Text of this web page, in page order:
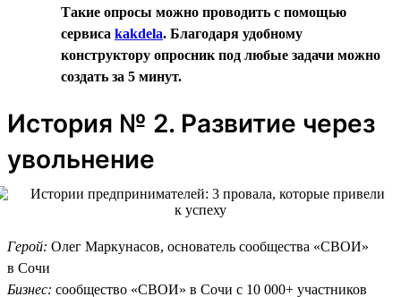
Такие опросы можно проводить с помощью
сервиса kakdela. Благодаря удобному
конструктору опросник под любые задачи можно
создать за 5 минут.
История № 2. Развитие через
увольнение
Герой: Олег Маркунасов, основатель сообщества «СВОИ»
в Сочи
Бизнес: сообщество «СВОИ» в Сочи с 10 000+ участников